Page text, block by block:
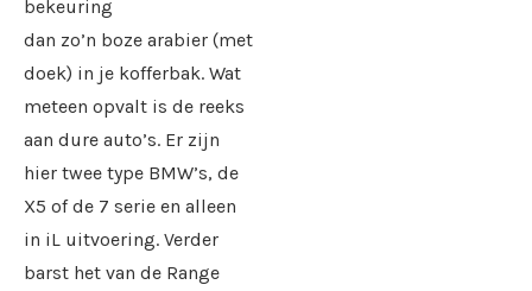
bekeuring
dan zo’n boze arabier (met
doek) in je kofferbak. Wat
meteen opvalt is de reeks
aan dure auto’s. Er zijn
hier twee type BMW’s, de
X5 of de 7 serie en alleen
in iL uitvoering. Verder
barst het van de Range